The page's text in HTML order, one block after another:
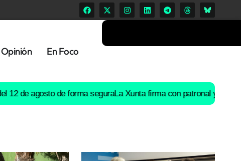
Opinión En Foco
de forma seguraLa Xunta firma con patronal y UGT un